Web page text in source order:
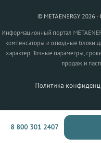
© METAENERGY 2026
Информационный портал
компенсаторы и отводные блоки
характер. Точные параметры,
продаж и
Политика
8 800 301 2407